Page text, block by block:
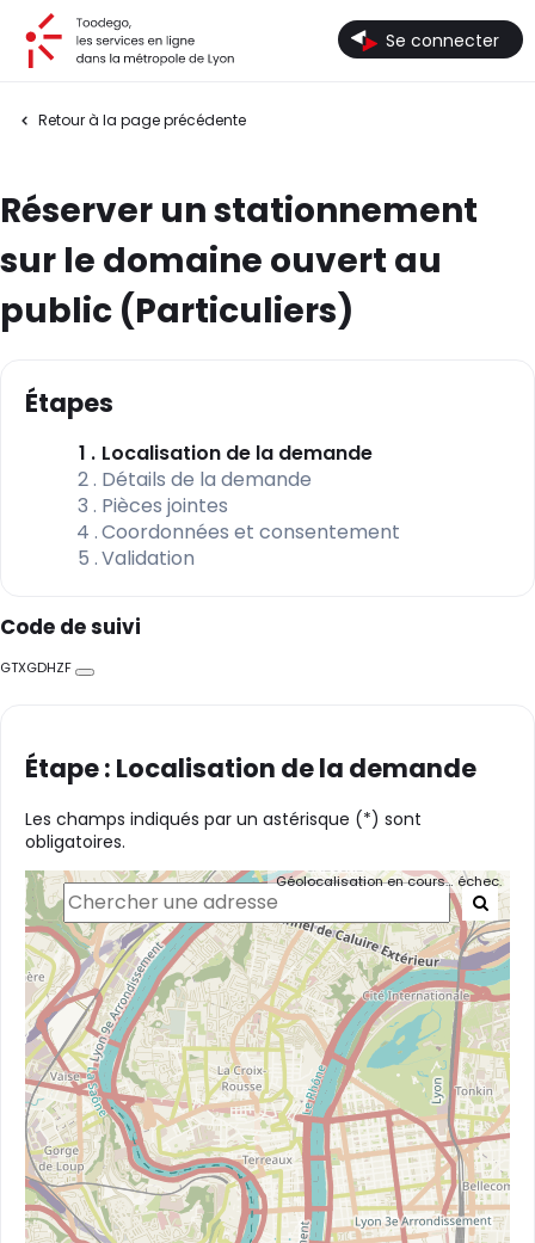
Se connecter
Retour à la page précédente
Réserver un stationnement
sur le domaine ouvert au
public (Particuliers)
Code de suivi
GTXGDHZF
Copier
Étapes
1 Localisation de la demande(étape
2 Détails de la demande
3 Pièces jointes
4 Coordonnées et consentement
5 Validation
Étape : Localisation de la demande
Les champs indiqués par un astérisque (*) sont
obligatoires.
